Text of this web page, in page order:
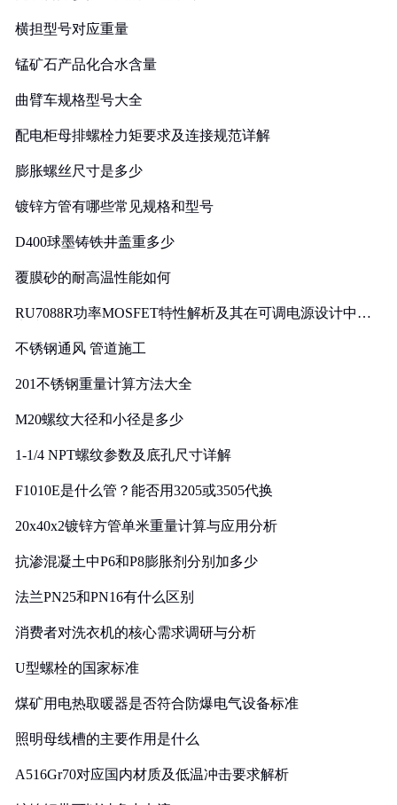
横担型号对应重量
锰矿石产品化合水含量
曲臂车规格型号大全
配电柜母排螺栓力矩要求及连接规范详解
膨胀螺丝尺寸是多少
镀锌方管有哪些常见规格和型号
D400球墨铸铁井盖重多少
覆膜砂的耐高温性能如何
RU7088R功率MOSFET特性解析及其在可调电源设计中的
不锈钢通风 管道施工
201不锈钢重量计算方法大全
M20螺纹大径和小径是多少
1-1/4 NPT螺纹参数及底孔尺寸详解
F1010E是什么管？能否用3205或3505代换
20x40x2镀锌方管单米重量计算与应用分析
抗渗混凝土中P6和P8膨胀剂分别加多少
法兰PN25和PN16有什么区别
消费者对洗衣机的核心需求调研与分析
U型螺栓的国家标准
煤矿用电热取暖器是否符合防爆电气设备标准
照明母线槽的主要作用是什么
A516Gr70对应国内材质及低温冲击要求解析